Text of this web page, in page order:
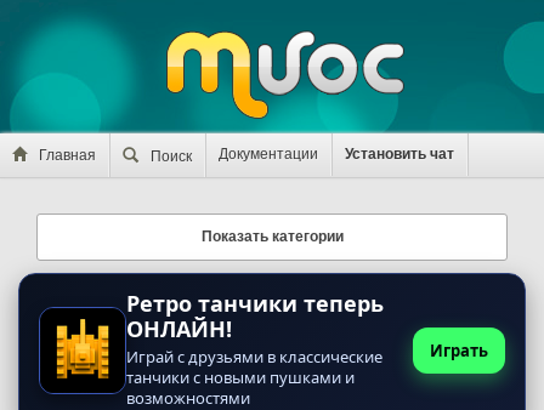
Главная Поиск Документации Установить чат
Показать категории
Ретро танчики теперь
ОНЛАЙН!
Играй с друзьями в классические
танчики с новыми пушками и
возможностями
Играть